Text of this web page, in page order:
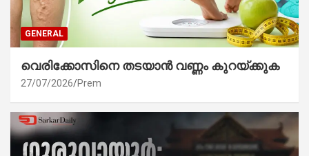
GENERAL
വെരിക്കോസിനെ തടയാൻ വണ്ണം കുറയ്ക്കുക
27/07/2026 Prem